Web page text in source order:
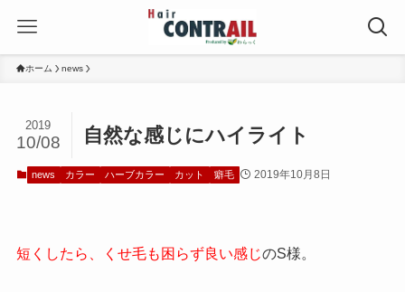
ホーム news
自然な感じにハイライト
2019
10/08
news カラー ハーブカラー カット 癖毛 2019年10月8日
短くしたら、くせ毛も困らず良い感じのS様。